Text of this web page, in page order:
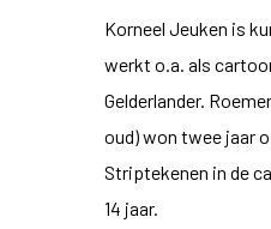
Korneel Jeuken is
werkt o.a. als
Gelderlander.
oud) won twee jaar
Striptekenen in de
14 jaar.